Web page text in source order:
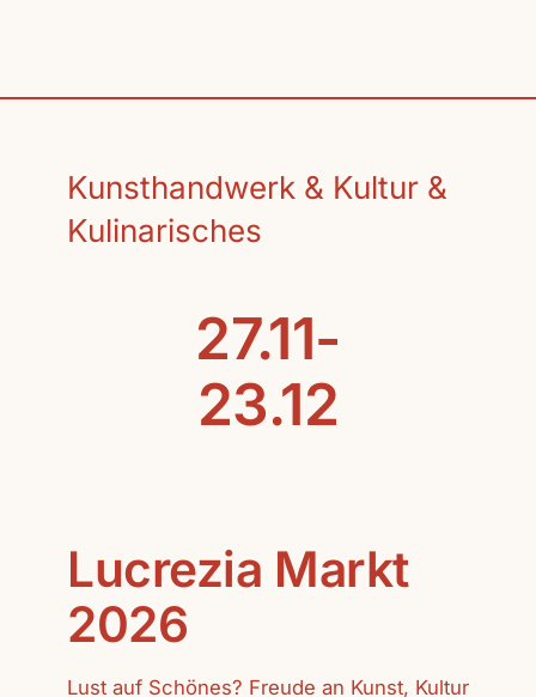
Kunsthandwerk & Kultur &
Kulinarisches
27.11-
23.12
Lucrezia Markt
2026
Lust auf Schönes? Freude an Kunst, Kultur